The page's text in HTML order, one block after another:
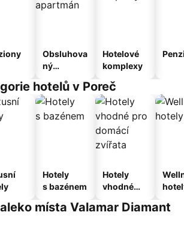
Obsluhova
ný
Hotelové
komplexy
hotelů v Poreč
Hotely
s bazénem
Hotely
vhodné
domácí
místa Valamar Diamant